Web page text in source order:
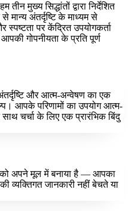
मुख्य सिद्धांतों द्वारा निर्देशित
मान्य अंतर्दृष्टि के माध्यम से
स्पष्टता पर केंद्रित उपयोगकर्ता
गोपनीयता के प्रति पूर्ण
और आत्म-अन्वेषण का एक
आपके परिणामों का उपयोग आत्म-
चर्चा के लिए एक प्रारंभिक बिंदु
अपने मूल में बनाया है — आपका
व्यक्तिगत जानकारी नहीं बेचते या